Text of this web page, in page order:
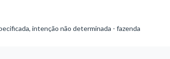
intenção não determinada - fazenda